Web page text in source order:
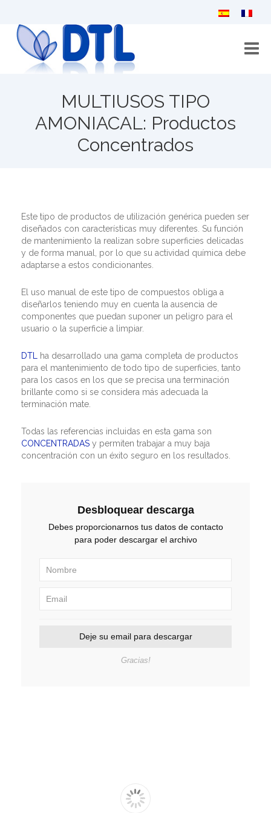
Quiénes somos
Colabora con nosotros
Contacto
MULTIUSOS TIPO
AMONIACAL: Productos
Concentrados
Este tipo de productos de utilización genérica pueden ser
diseñados con características muy diferentes. Su función
de mantenimiento la realizan sobre superficies delicadas
y de forma manual, por lo que su actividad química debe
adaptarse a estos condicionantes.
El uso manual de este tipo de compuestos obliga a
diseñarlos teniendo muy en cuenta la ausencia de
componentes que puedan suponer un peligro para el
usuario o la superficie a limpiar.
DTL
ha desarrollado una gama completa de productos
para el mantenimiento de todo tipo de superficies, tanto
para los casos en los que se precisa una terminación
brillante como si se considera más adecuada la
terminación mate.
Todas las referencias incluidas en esta gama son
CONCENTRADAS y permiten trabajar a muy baja
concentración con un éxito seguro en los resultados.
Desbloquear descarga
Debes proporcionarnos tus datos de contacto
para poder descargar el archivo
Deje su email para descargar
Gracias!